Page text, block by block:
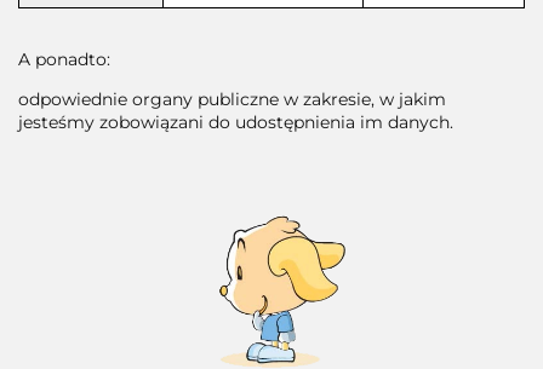
A ponadto:
odpowiednie organy publiczne w zakresie, w jakim
jesteśmy zobowiązani do udostępnienia im danych.